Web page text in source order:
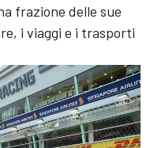
frazione delle sue
i viaggi e i trasporti